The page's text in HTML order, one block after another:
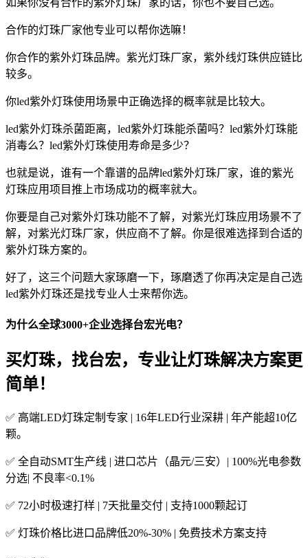
合作的灯珠厂家他专业可以帮你选嘛！
你合作的紫外灯珠品牌。紫光灯珠厂家，紫外线灯珠供应链比
较多。
你led紫外灯珠使用场景中正确选择的概率就是比较大。
led紫外灯珠杀菌距离，led紫外灯珠能杀菌吗？led紫外灯珠能
消毒么？led紫外灯珠使用寿命是多少？
也就是说，谁有一个靠谱的品牌led紫外灯珠厂家，谁的紫光
灯珠应用项目推上市场成功的概率就大。
你要是自己对紫外灯珠功能不了解，对紫光灯珠应用场景不了
解，对紫光灯珠厂家，供应商不了解。你是很难选择到合适的
紫外灯珠方案的。
好了，这三个问题大家琢磨一下，琢磨透了你再决定是自己选
led紫外灯珠还是找专业人士来帮你选。
为什么全球3000+企业选择台宏光电？
买灯珠，找台宏，专业让灯珠解决方案更
简单！
✅ 高端LED灯珠定制专家 | 16年LED行业深耕 | 年产能超10亿
颗。
✅ 全自动SMT生产线 | 进口芯片（晶元/三安）| 100%光电参数
分选| 不良率<0.1%
✅ 72小时极速打样 | 7天批量交付 | 支持1000颗起订
✅ 灯珠价格比进口品牌低20%-30% | 免费技术方案支持